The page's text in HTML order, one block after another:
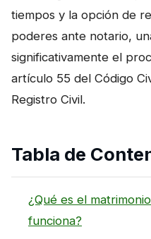
tiempos y la opción de
poderes ante notario,
significativamente el
artículo 55 del Código
Registro Civil.
Tabla de
¿Qué es el
funciona?